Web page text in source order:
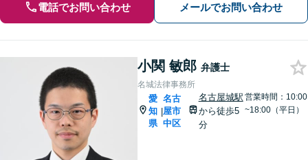
電話でお問い合わせ メールでお問い合わせ
小関 敏郎 弁護士
名城法律事務所
愛
知
県
|
名古
屋市
中区
名古屋城駅
から徒歩5
分
営業時間：10:00
~18:00（平日）